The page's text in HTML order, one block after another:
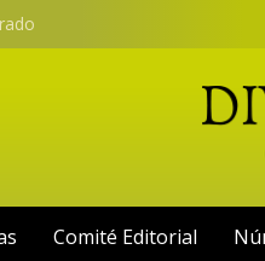
Comité Editorial